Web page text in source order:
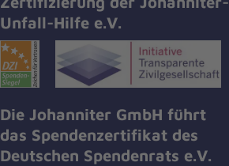
Unfall-Hilfe e.V.
Die Johanniter GmbH führt
das Spendenzertifikat des
Deutschen Spendenrats e.V.